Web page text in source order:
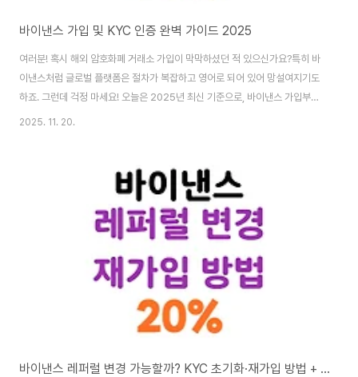
바이낸스 가입 및 KYC 인증 완벽 가이드 2025
여러분! 혹시 해외 암호화폐 거래소 가입이 막막하셨던 적 있으신가요?특히 바
이낸스처럼 글로벌 플랫폼은 절차가 복잡하고 영어로 되어 있어 망설여지기도
하죠. 그런데 걱정 마세요! 오늘은 2025년 최신 기준으로, 바이낸스 가입부터
KYC 신원 인증, 테더드랍 20% 페이백 혜택 받는 법까지 여러분이 쉽게 따라
정답입니다!"📌 "가입 3분, KYC 5분! 지금 바로 페이백 20% 혜택도 놓치지
마세요."🚀 "전 세계 1위 거래소 바이낸스, 당신도 오늘부터 이용할 수 있습니
다!"📋 목차1. 바이낸스 거래소란?2. 바이낸스 가입방법 (3분 완성)3...
2025. 11. 20.
바이낸스 레퍼럴 변경 가능할까? KYC 초기화·재가입 방법 + 20% 수수료 페이백까지 총정리